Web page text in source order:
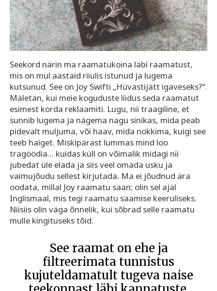
Seekord närin ma raamatukoina läbi raamatust,
mis on mul aastaid riiulis istunud ja lugema
kutsunud. See on Joy Swifti „Hüvastijätt igaveseks?“.
Mäletan, kui meie koguduste liidus seda raamatut
esimest korda reklaamiti. Lugu, nii traagiline, et
sunnib lugema ja nägema nagu sinikas, mida peab
pidevalt muljuma, või haav, mida nokkima, kuigi see
teeb haiget. Miskipärast lummas mind loo
tragöödia… kuidas küll on võimalik midagi nii
jubedat üle elada ja siis veel omada usku ja
vaimujõudu sellest kirjutada. Ma ei jõudnud ära
oodata, millal Joy raamatu saan; olin sel ajal
Inglismaal, mis tegi raamatu saamise keeruliseks.
Niisiis olin väga õnnelik, kui sõbrad selle raamatu
mulle kingituseks tõid.
See raamat on ehe ja
filtreerimata tunnistus
kujuteldamatult tugeva naise